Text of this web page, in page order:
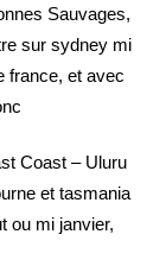
Sauvages,
sur sydney mi
france, et avec
Coast – Uluru
et tasmania
ou mi janvier,